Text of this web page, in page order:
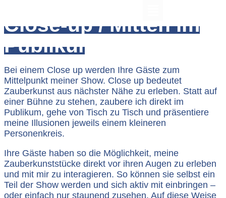
Close-up / Mitten im
Publikum
Bei einem Close up werden Ihre Gäste zum
Mittelpunkt meiner Show. Close up bedeutet
Zauberkunst aus nächster Nähe zu erleben. Statt auf
einer Bühne zu stehen, zaubere ich direkt im
Publikum, gehe von Tisch zu Tisch und präsentiere
meine Illusionen jeweils einem kleineren
Personenkreis.
Ihre Gäste haben so die Möglichkeit, meine
Zauberkunststücke direkt vor ihren Augen zu erleben
und mit mir zu interagieren. So können sie selbst ein
Teil der Show werden und sich aktiv mit einbringen –
oder einfach nur staunend zusehen. Auf diese Weise